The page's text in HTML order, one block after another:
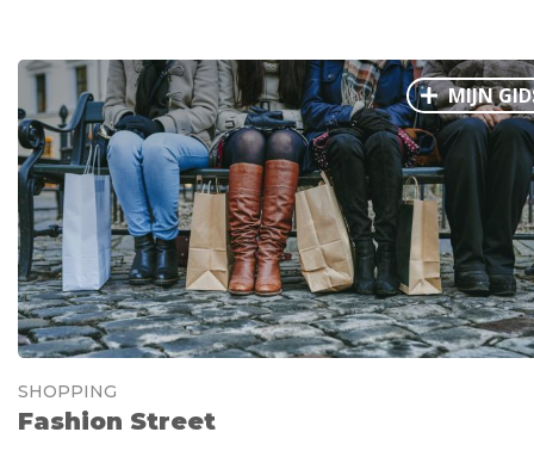
MIJN
SHOPPING
Fashion Street